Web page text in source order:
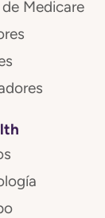
Medicare